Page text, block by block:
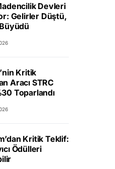
Devleri
Gelirler Düştü,
Kritik
Aracı STRC
Toparlandı
Kritik Teklif:
Ödülleri